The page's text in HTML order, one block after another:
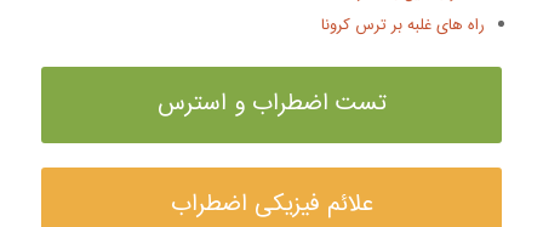
راه های غلبه بر ترس کرونا
تست اضطراب و استرس
علائم فیزیکی اضطراب